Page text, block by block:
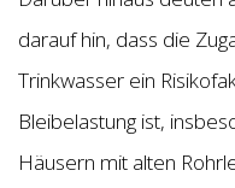
darauf hin, dass die
Trinkwasser ein
Bleibelastung ist,
Häusern mit alten